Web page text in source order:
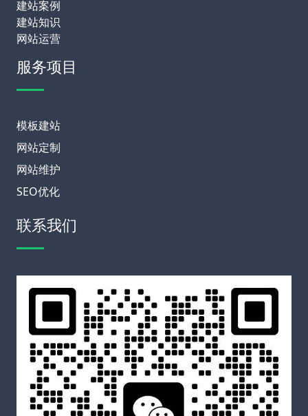
建站案例
建站知识
网站运营
服务项目
模板建站
网站定制
网站维护
SEO优化
联系我们